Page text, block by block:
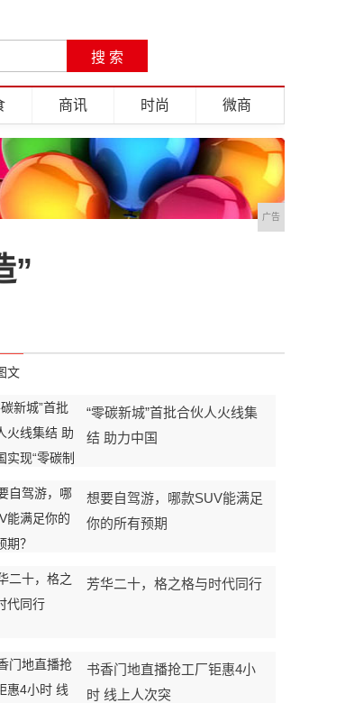
商讯 时尚 微商
广告
”
文
“零碳新城”首批合伙人火线集
结 助力中国
想要自驾游，哪款SUV能满足
你的所有预期
芳华二十，格之格与时代同行
书香门地直播抢工厂钜惠4小
时 线上人次突